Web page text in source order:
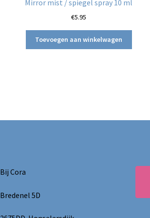
Mirror mist / spiegel spray 10 ml
€5.95
Toevoegen aan winkelwagen
Bij Cora
Bredenel 5D